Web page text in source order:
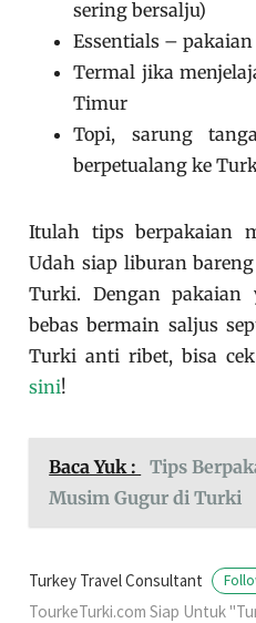
sering bersalju)
Essentials –
Termal jika
Timur
Topi, sarung
berpetualang ke
Itulah tips berpakaian
Udah siap liburan
Turki. Dengan
bebas bermain saljus
Turki anti ribet, bisa
sini!
Baca Yuk :
Tips
Musim Gugur di Turki
Turkey Travel Consultant
TourkeTurki.com Siap Untuk